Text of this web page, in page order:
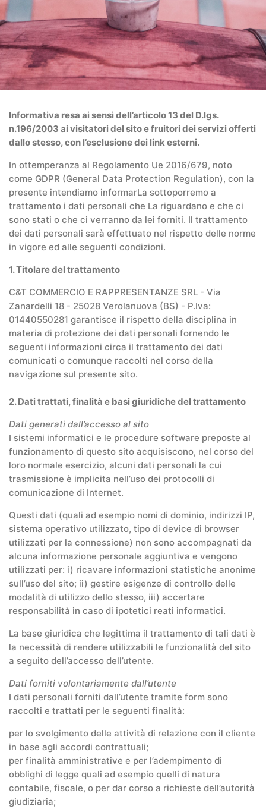
Informativa resa ai sensi dell’articolo 13 del D.lgs.
n.196/2003 ai visitatori del sito e fruitori dei servizi offerti
dallo stesso, con l’esclusione dei link esterni.
In ottemperanza al Regolamento Ue 2016/679, noto
come GDPR (General Data Protection Regulation), con la
presente intendiamo informarLa sottoporremo a
trattamento i dati personali che La riguardano e che ci
sono stati o che ci verranno da lei forniti. Il trattamento
dei dati personali sarà effettuato nel rispetto delle norme
in vigore ed alle seguenti condizioni.
1. Titolare del trattamento
C&T COMMERCIO E RAPPRESENTANZE SRL - Via
Zanardelli 18 - 25028 Verolanuova (BS) - P.Iva:
01440550281 garantisce il rispetto della disciplina in
materia di protezione dei dati personali fornendo le
seguenti informazioni circa il trattamento dei dati
comunicati o comunque raccolti nel corso della
navigazione sul presente sito.
2. Dati trattati, finalità e basi giuridiche del trattamento
Dati generati dall’accesso al sito
I sistemi informatici e le procedure software preposte al
funzionamento di questo sito acquisiscono, nel corso del
loro normale esercizio, alcuni dati personali la cui
trasmissione è implicita nell’uso dei protocolli di
comunicazione di Internet.
Questi dati (quali ad esempio nomi di dominio, indirizzi IP,
sistema operativo utilizzato, tipo di device di browser
utilizzati per la connessione) non sono accompagnati da
alcuna informazione personale aggiuntiva e vengono
utilizzati per: i) ricavare informazioni statistiche anonime
sull’uso del sito; ii) gestire esigenze di controllo delle
modalità di utilizzo dello stesso, iii) accertare
responsabilità in caso di ipotetici reati informatici.
La base giuridica che legittima il trattamento di tali dati è
la necessità di rendere utilizzabili le funzionalità del sito
a seguito dell’accesso dell’utente.
Dati forniti volontariamente dall’utente
I dati personali forniti dall’utente tramite form sono
raccolti e trattati per le seguenti finalità:
per lo svolgimento delle attività di relazione con il cliente
in base agli accordi contrattuali;
per finalità amministrative e per l’adempimento di
obblighi di legge quali ad esempio quelli di natura
contabile, fiscale, o per dar corso a richieste dell’autorità
giudiziaria;